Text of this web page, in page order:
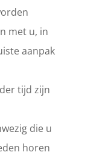
met u, in
aanpak
tijd zijn
die u
horen